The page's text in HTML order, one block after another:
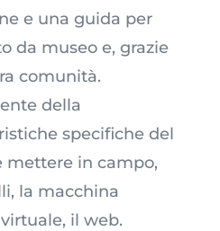
e una guida per
da museo e, grazie
comunità.
della
specifiche del
mettere in campo,
la macchina
il web.